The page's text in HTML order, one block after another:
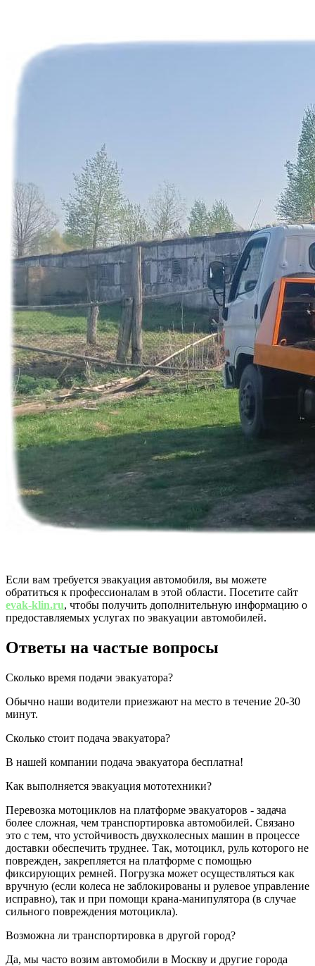
Если вам требуется эвакуация автомобиля, вы можете
обратиться к профессионалам в этой области. Посетите сайт
evak-klin.ru, чтобы получить дополнительную информацию о
предоставляемых услугах по эвакуации автомобилей.
Ответы на частые вопросы
Сколько время подачи эвакуатора?
Обычно наши водители приезжают на место в течение 20-30
минут.
Сколько стоит подача эвакуатора?
В нашей компании подача эвакуатора бесплатна!
Как выполняется эвакуация мототехники?
Перевозка мотоциклов на платформе эвакуаторов - задача
более сложная, чем транспортировка автомобилей. Связано
это с тем, что устойчивость двухколесных машин в процессе
доставки обеспечить труднее. Так, мотоцикл, руль которого не
поврежден, закрепляется на платформе с помощью
фиксирующих ремней. Погрузка может осуществляться как
вручную (если колеса не заблокированы и рулевое управление
исправно), так и при помощи крана-манипулятора (в случае
сильного повреждения мотоцикла).
Возможна ли транспортировка в другой город?
Да, мы часто возим автомобили в Москву и другие города